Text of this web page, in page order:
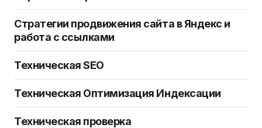
Стратегии продвижения сайта в Яндекс и
работа с ссылками
Техническая SEO
Техническая Оптимизация Индексации
Техническая проверка